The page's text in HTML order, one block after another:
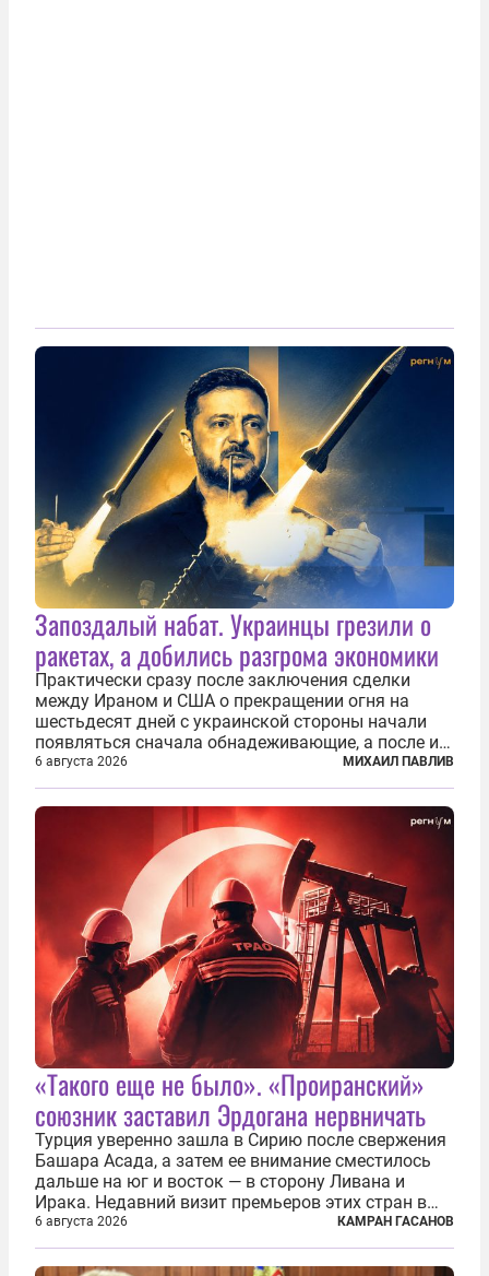
Запоздалый набат. Украинцы грезили о
ракетах, а добились разгрома экономики
Практически сразу после заключения сделки
между Ираном и США о прекращении огня на
шестьдесят дней с украинской стороны начали
появляться сначала обнадеживающие, а после и
вовсе бравурные заявления про некий «перелом»
в войне. Вероятно, в сознании первых лиц
киевского режима и стоящих за ними...
6 августа 2026 МИХАИЛ ПАВЛИВ
«Такого еще не было». «Проиранский»
союзник заставил Эрдогана нервничать
Турция уверенно зашла в Сирию после свержения
Башара Асада, а затем ее внимание сместилось
дальше на юг и восток — в сторону Ливана и
Ирака. Недавний визит премьеров этих стран в
Анкару, договоры об участии турецкой компании
TPAO в разработке нефти иракского Киркука и
«Дороги развития» подтверждают...
6 августа 2026 КАМРАН ГАСАНОВ